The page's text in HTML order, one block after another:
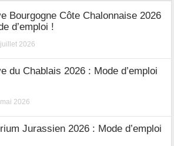
Bourgogne Côte Chalonnaise 2026
d’emploi !
2026
du Chablais 2026 : Mode d’emploi
2026
Jurassien 2026 : Mode d’emploi